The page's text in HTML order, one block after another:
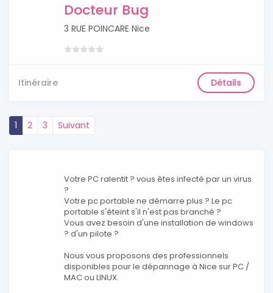
Docteur Bug
3 RUE POINCARE Nice
Itinéraire Détails
1 2 3 Suivant
Votre PC ralentit ? vous êtes infecté par un virus
?
Votre pc portable ne démarre plus ? Le pc
portable s'éteint s'il n'est pas branché ?
Vous avez besoin d'une installation de windows
? d'un pilote ?
Nous vous proposons des professionnels
disponibles pour le dépannage à Nice sur PC /
MAC ou LINUX.